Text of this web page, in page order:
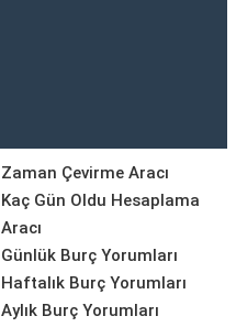
Zaman Çevirme Aracı
Kaç Gün Oldu Hesaplama
Aracı
Günlük Burç Yorumları
Haftalık Burç Yorumları
Aylık Burç Yorumları